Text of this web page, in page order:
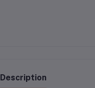
Description